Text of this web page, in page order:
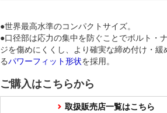
●世界最高水準のコンパクトサイズ。
●口径部は応力の集中を防ぐことでボルト・
ジを傷めにくくし、より確実な締め付け・緩
るパワーフィット形状を採用。
ご購入はこちらから
取扱販売店一覧はこちら